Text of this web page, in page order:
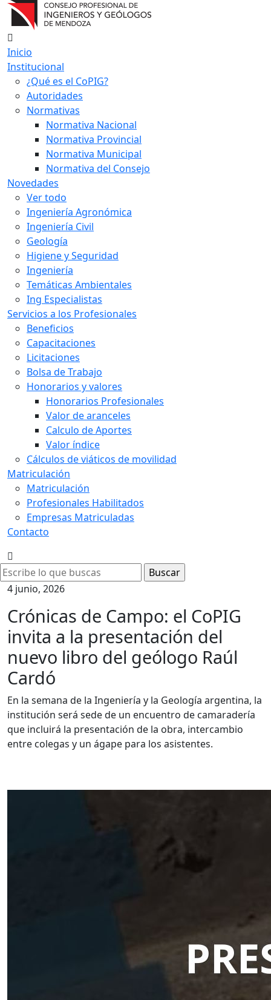
Inicio
Institucional
¿Qué es el CoPIG?
Autoridades
Normativas
Normativa Nacional
Normativa Provincial
Normativa Municipal
Normativa del Consejo
Novedades
Ver todo
Ingeniería Agronómica
Ingeniería Civil
Geología
Higiene y Seguridad
Ingeniería
Temáticas Ambientales
Ing Especialistas
Servicios a los Profesionales
Beneficios
Capacitaciones
Licitaciones
Bolsa de Trabajo
Honorarios y valores
Honorarios Profesionales
Valor de aranceles
Calculo de Aportes
Valor índice
Cálculos de viáticos de movilidad
Matriculación
Matriculación
Profesionales Habilitados
Empresas Matriculadas
Contacto
4 junio, 2026
Crónicas de Campo: el CoPIG
invita a la presentación del
nuevo libro del geólogo Raúl
Cardó
En la semana de la Ingeniería y la Geología argentina, la
institución será sede de un encuentro de camaradería
que incluirá la presentación de la obra, intercambio
entre colegas y un ágape para los asistentes.